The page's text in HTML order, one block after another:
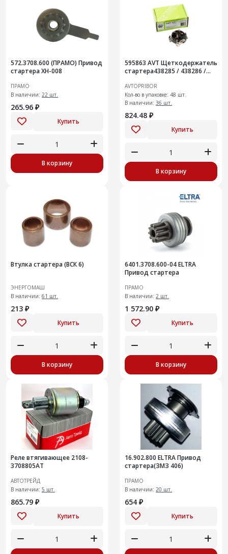
572.3708.600 (ПРАМО) Привод
стартера XH-008
ПРАМО
В наличии: 22 шт.
265.96 ₽
Купить
В корзину
595863 AVT Щеткодержатель
стартера438285 / 438286 /
1,6l 8vVesta
AVTOPRIBOR
Кол-во в упаковке: 48 шт.
В наличии: 36 шт.
824.48 ₽
Купить
В корзину
Втулка стартера (ВСК 6)
ЭНЕРГОМАШ
В наличии: 61 шт.
213 ₽
Купить
В корзину
6401.3708.600-04 ELTRA
Привод стартера
ПРАМО
В наличии: 2 шт.
1 572.90 ₽
Купить
В корзину
Реле втягивающее 2108-
3708805AT
АВТОТРЕЙД
В наличии: 5 шт.
865.79 ₽
Купить
16.902.800 ELTRA Привод
стартера(ЗМЗ 406)
ПРАМО
В наличии: 20 шт.
654 ₽
Купить